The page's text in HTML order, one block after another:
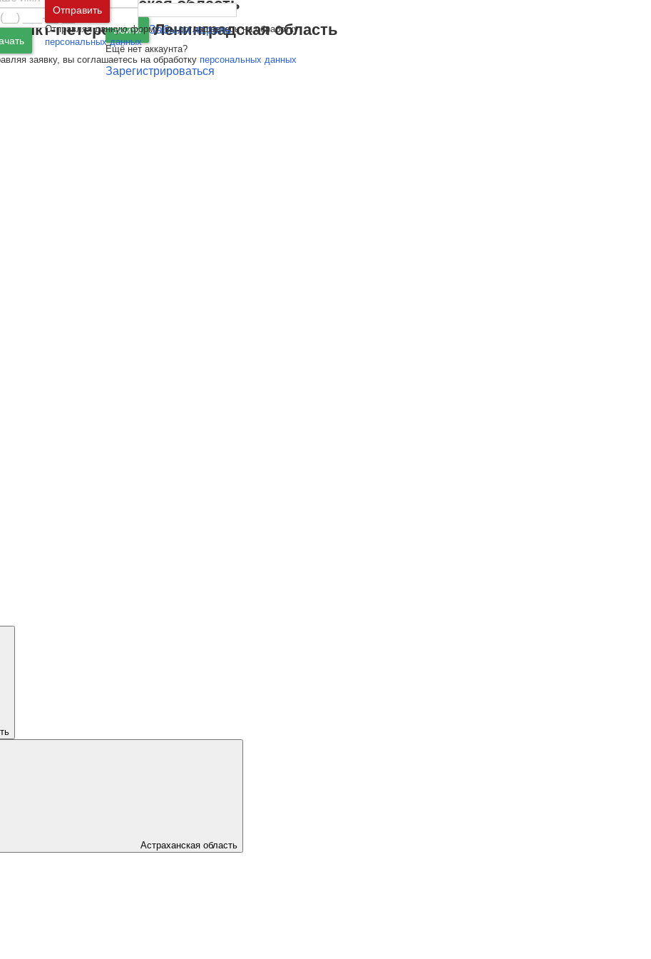
Астраханская область
Москва
Московская область
Санкт-Петербург иЛенинградская область
Войти Забыли пароль
Ещё нет аккаунта?
Зарегистрироваться
заявку, вы соглашаетесь на обработку персональных данных
Отправить
Отправляя данную форму, вы соглашаетесь на обработку
персональных данных